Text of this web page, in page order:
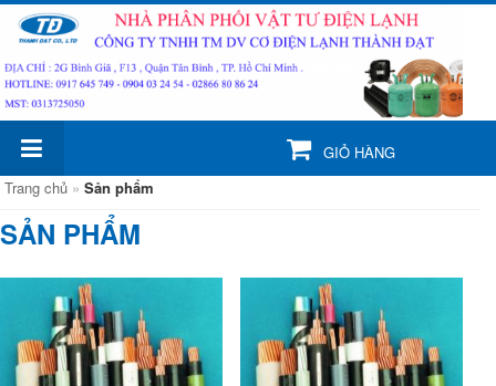
GIỎ HÀNG
Trang chủ » Sản phẩm
SẢN PHẨM